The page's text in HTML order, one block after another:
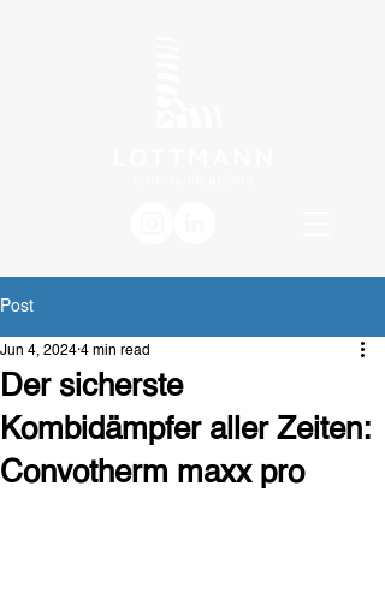
Post
Der sicherste
Kombidämpfer aller Zeiten:
Convotherm maxx pro
Jun 4, 2024 4 min read